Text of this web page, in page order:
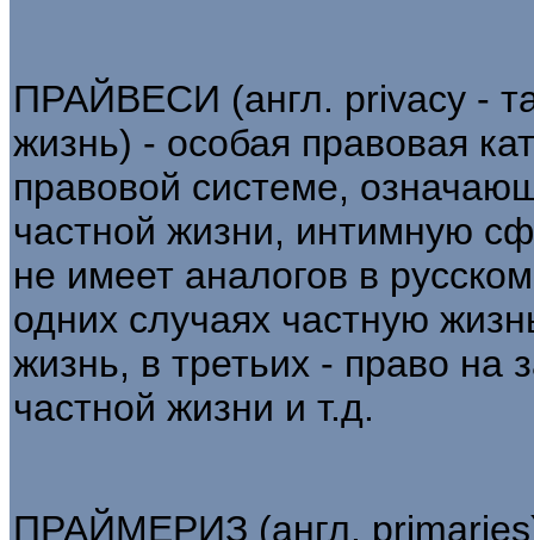
ПРАЙВЕСИ (англ. privacy -
жизнь) - особая правовая
правовой системе,
частной жизни, интимную
не имеет аналогов в
одних случаях частную
жизнь, в третьих - право на
частной жизни и т.д.
ПРАЙМЕРИЗ (англ.